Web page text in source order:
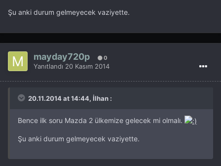
Şu anki durum gelmeyecek vaziyette.
mayday720p 0
Yanıtlandı 20 Kasım 2014
20.11.2014 at 14:44, İlhan :
Bence ilk soru Mazda 2 ülkemize gelecek mi olmalı.
Şu anki durum gelmeyecek vaziyette.